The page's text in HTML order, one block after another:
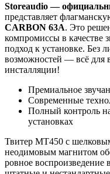
Storeaudio —
представляет
CARBON 63A. Это
компромиссы в качестве
подход к установке. Без
возможностей — всё для
инсталляции!
Премиальное
Современные
Полный контроль
установках
Твитер MT450 с
неодимовым магнитом
ровное воспроизведение